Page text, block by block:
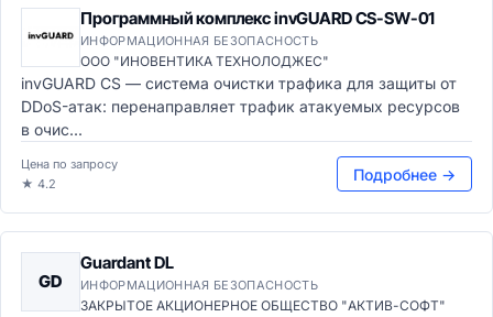
Программный комплекс invGUARD CS-SW-01
ИНФОРМАЦИОННАЯ БЕЗОПАСНОСТЬ
ООО "ИНОВЕНТИКА ТЕХНОЛОДЖЕС"
invGUARD CS — система очистки трафика для защиты от
DDoS-атак: перенаправляет трафик атакуемых ресурсов
в очис...
Цена по запросу
★ 4.2
Подробнее →
GD
Guardant DL
ИНФОРМАЦИОННАЯ БЕЗОПАСНОСТЬ
ЗАКРЫТОЕ АКЦИОНЕРНОЕ ОБЩЕСТВО "АКТИВ-СОФТ"